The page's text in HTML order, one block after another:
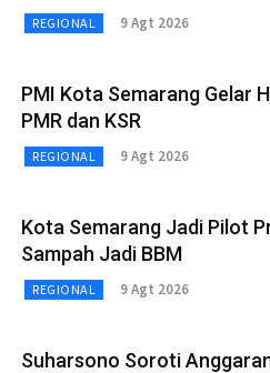
REGIONAL 9 Agt 2026
PMI Kota Semarang Gelar
PMR dan KSR
REGIONAL 9 Agt 2026
Kota Semarang Jadi Pilot
Sampah Jadi BBM
REGIONAL 9 Agt 2026
Suharsono Soroti